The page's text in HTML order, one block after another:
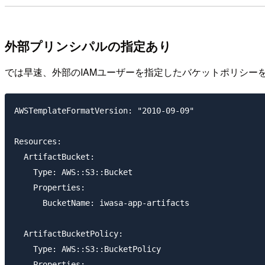
外部プリンシパルの指定あり
では早速、外部のIAMユーザーを指定したバケットポリシー
AWSTemplateFormatVersion: "2010-09-09"
Resources:
  ArtifactBucket:
    Type: AWS::S3::Bucket
    Properties:
      BucketName: iwasa-app-artifacts
  ArtifactBucketPolicy:
    Type: AWS::S3::BucketPolicy